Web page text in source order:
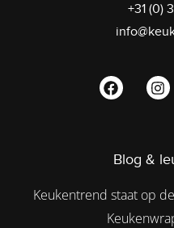
+31 (0)
Blog &
Keukentrend staat op